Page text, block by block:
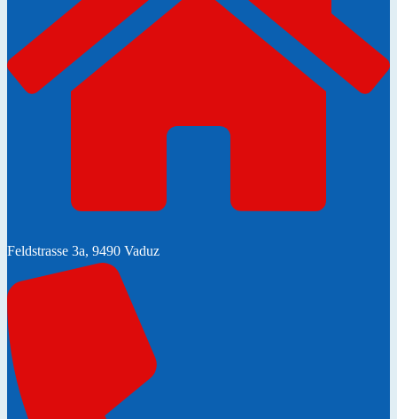
Feldstrasse 3a, 9490 Vaduz